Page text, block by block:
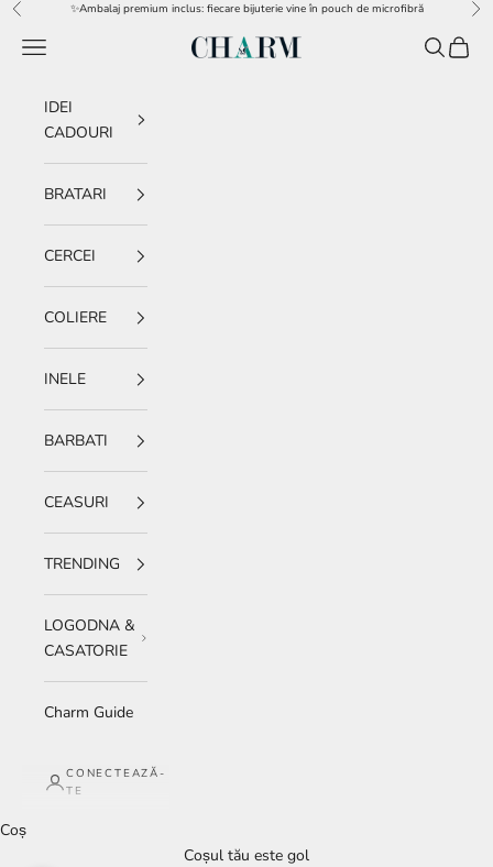
Sari la conținut
Înapoi ✨Ambalaj premium inclus: fiecare bijuterie vine în pouch de microfibră
charm.ro
Meniu CautăCoș
IDEI
CADOURI
BRATARI
CERCEI
COLIERE
INELE
BARBATI
CEASURI
TRENDING
LOGODNA &
CASATORIE
Charm Guide
CONECTEAZĂ-
TE
Coș
Coșul tău este gol